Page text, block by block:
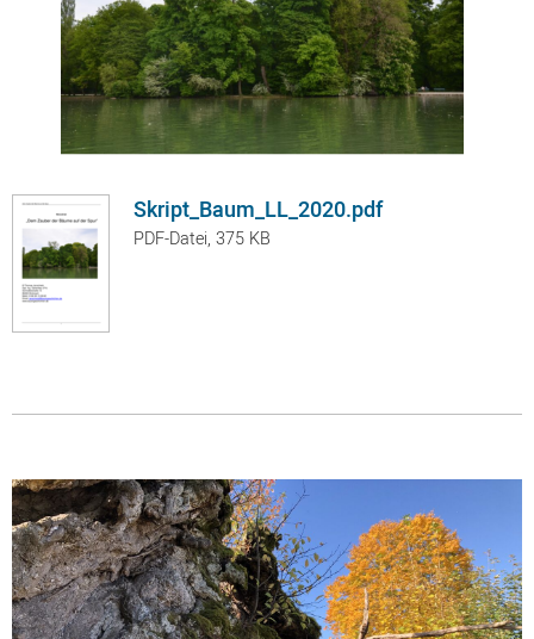
Skript_Baum_LL_2020.pdf
PDF-Datei, 375 KB